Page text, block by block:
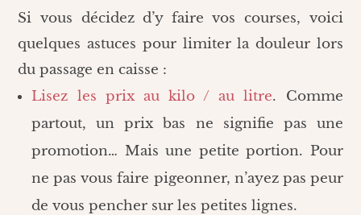
Si vous décidez d’y faire vos courses, voici
quelques astuces pour limiter la douleur lors
du passage en caisse :
Lisez les prix au kilo / au litre. Comme
partout, un prix bas ne signifie pas une
promotion… Mais une petite portion. Pour
ne pas vous faire pigeonner, n’ayez pas peur
de vous pencher sur les petites lignes.